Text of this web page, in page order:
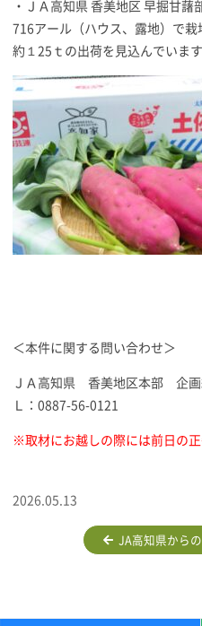
・ＪＡ高知県 香美地区 早掘甘
716アール（ハウス、露地）で
約１25ｔの出荷を見込んでいます
＜本件に関する問い合わせ＞
ＪＡ高知県 香美地区本部 企画
Ｌ：0887-56-0121
※取材にお越しの際には前日の正
2026.05.13
JA高知県からの